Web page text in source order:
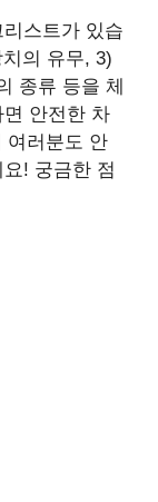
스트가 있습
의 유무, 3)
종류 등을 체
안전한 차
여러분도 안
! 궁금한 점